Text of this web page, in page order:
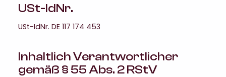
USt-IdNr.
USt-IdNr. DE 117 174 453
Inhaltlich Verantwortlicher
gemäß § 55 Abs. 2 RStV